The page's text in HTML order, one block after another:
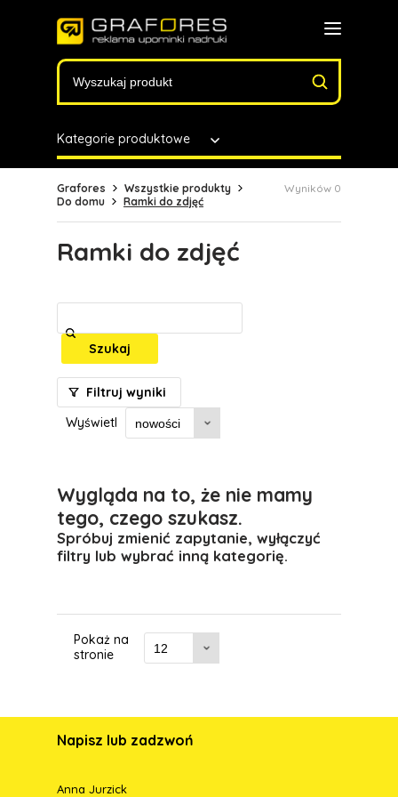
Kategorie produktowe
Grafores
Wszystkie produkty
Do domu
Ramki do zdjęć
Wyników 0
Ramki do zdjęć
Szukaj
Filtruj wyniki
Wyświetl
Wygląda na to, że nie mamy
tego, czego szukasz.
Spróbuj zmienić zapytanie, wyłączyć
filtry lub wybrać inną kategorię.
Pokaż na
stronie
Napisz lub zadzwoń
Anna Jurzick